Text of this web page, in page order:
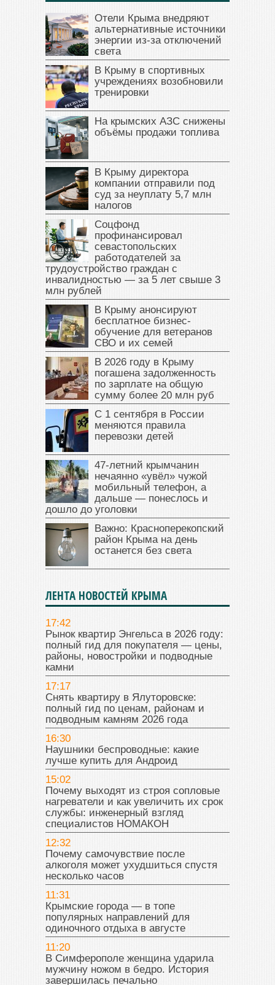
Отели Крыма внедряют
альтернативные источники
энергии из-за отключений
света
В Крыму в спортивных
учреждениях возобновили
тренировки
На крымских АЗС снижены
объёмы продажи топлива
В Крыму директора
компании отправили под
суд за неуплату 5,7 млн
налогов
Соцфонд
профинансировал
севастопольских
работодателей за
трудоустройство граждан с
инвалидностью — за 5 лет свыше 3
млн рублей
В Крыму анонсируют
бесплатное бизнес-
обучение для ветеранов
СВО и их семей
В 2026 году в Крыму
погашена задолженность
по зарплате на общую
сумму более 20 млн руб
С 1 сентября в России
меняются правила
перевозки детей
47‑летний крымчанин
нечаянно «увёл» чужой
мобильный телефон, а
дальше — понеслось и
дошло до уголовки
Важно: Красноперекопский
район Крыма на день
останется без света
ЛЕНТА НОВОСТЕЙ КРЫМА
17:42
Рынок квартир Энгельса в 2026 году:
полный гид для покупателя — цены,
районы, новостройки и подводные
камни
17:17
Снять квартиру в Ялуторовске:
полный гид по ценам, районам и
подводным камням 2026 года
16:30
Наушники беспроводные: какие
лучше купить для Андроид
15:02
Почему выходят из строя сопловые
нагреватели и как увеличить их срок
службы: инженерный взгляд
специалистов НОМАКОН
12:32
Почему самочувствие после
алкоголя может ухудшиться спустя
несколько часов
11:31
Крымские города — в топе
популярных направлений для
одиночного отдыха в августе
11:20
В Симферополе женщина ударила
мужчину ножом в бедро. История
завершилась печально